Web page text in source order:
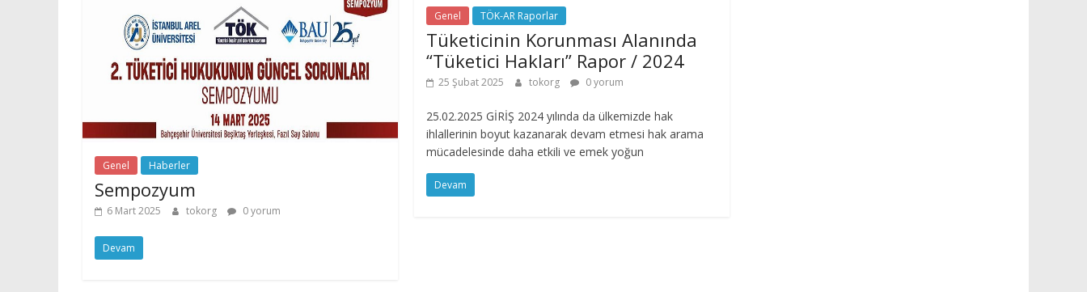
Genel Haberler
Sempozyum
6 Mart 2025 tokorg 0 yorum
Devam
Genel TÖK-AR Raporlar
Tüketicinin Korunması Alanında
“Tüketici Hakları” Rapor / 2024
25 Şubat 2025 tokorg 0 yorum
25.02.2025 GİRİŞ 2024 yılında da ülkemizde hak
ihlallerinin boyut kazanarak devam etmesi hak arama
mücadelesinde daha etkili ve emek yoğun
Devam